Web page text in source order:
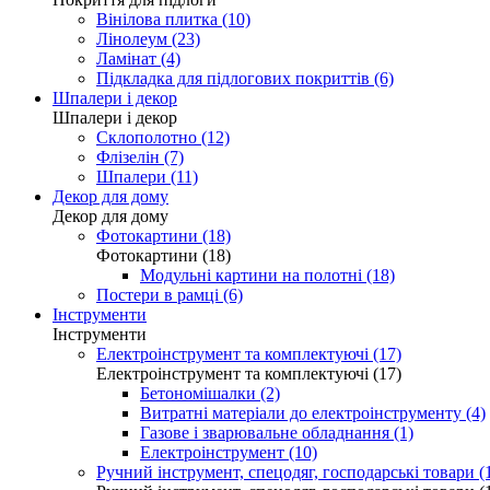
Вінілова плитка (10)
Лінолеум (23)
Ламінат (4)
Підкладка для підлогових покриттів (6)
Шпалери і декор
Шпалери і декор
Склополотно (12)
Флізелін (7)
Шпалери (11)
Декор для дому
Декор для дому
Фотокартини (18)
Фотокартини (18)
Модульні картини на полотні (18)
Постери в рамці (6)
Інструменти
Інструменти
Електроінструмент та комплектуючі (17)
Електроінструмент та комплектуючі (17)
Бетономішалки (2)
Витратні матеріали до електроінструменту (4)
Газове і зварювальне обладнання (1)
Електроінструмент (10)
Ручний інструмент, спецодяг, господарські товари